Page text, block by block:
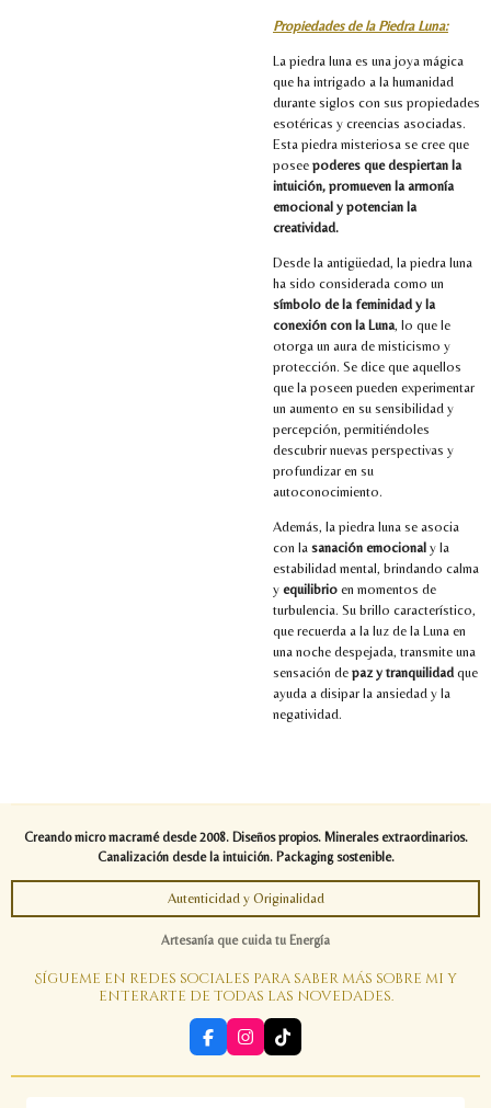
Propiedades de la Piedra Luna:
La piedra luna es una joya mágica
que ha intrigado a la humanidad
durante siglos con sus propiedades
esotéricas y creencias asociadas.
Esta piedra misteriosa se cree que
posee poderes que despiertan la
intuición, promueven la armonía
emocional y potencian la
creatividad.
Desde la antigüedad, la piedra luna
ha sido considerada como un
símbolo de la feminidad y la
conexión con la Luna, lo que le
otorga un aura de misticismo y
protección. Se dice que aquellos
que la poseen pueden experimentar
un aumento en su sensibilidad y
percepción, permitiéndoles
descubrir nuevas perspectivas y
profundizar en su
autoconocimiento.
Además, la piedra luna se asocia
con la sanación emocional y la
estabilidad mental, brindando calma
y equilibrio en momentos de
turbulencia. Su brillo característico,
que recuerda a la luz de la Luna en
una noche despejada, transmite una
sensación de paz y tranquilidad que
ayuda a disipar la ansiedad y la
negatividad.
Creando micro macramé desde 2008. Diseños propios. Minerales extraordinarios.
Canalización desde la intuición. Packaging sostenible.
Autenticidad y Originalidad
Artesanía que cuida tu Energía
Sígueme en redes sociales para saber más sobre mi y
enterarte de todas las novedades.
F
a
c
I
n
s
T
i
k